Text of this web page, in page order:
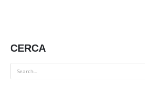
CERCA